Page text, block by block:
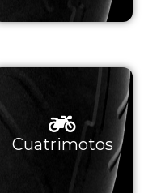
Cuatrimotos
Ver
Productos